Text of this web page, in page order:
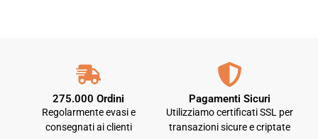
275.000 Ordini
Regolarmente evasi e
consegnati ai clienti
Pagamenti Sicuri
Utilizziamo certificati SSL per
transazioni sicure e criptate